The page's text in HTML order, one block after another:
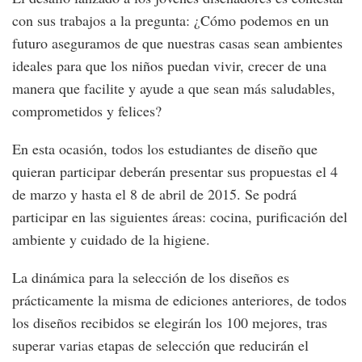
con sus trabajos a la pregunta: ¿Cómo podemos en un
futuro aseguramos de que nuestras casas sean ambientes
ideales para que los niños puedan vivir, crecer de una
manera que facilite y ayude a que sean más saludables,
comprometidos y felices?
En esta ocasión, todos los estudiantes de diseño que
quieran participar deberán presentar sus propuestas el 4
de marzo y hasta el 8 de abril de 2015. Se podrá
participar en las siguientes áreas: cocina, purificación del
ambiente y cuidado de la higiene.
La dinámica para la selección de los diseños es
prácticamente la misma de ediciones anteriores, de todos
los diseños recibidos se elegirán los 100 mejores, tras
superar varias etapas de selección que reducirán el